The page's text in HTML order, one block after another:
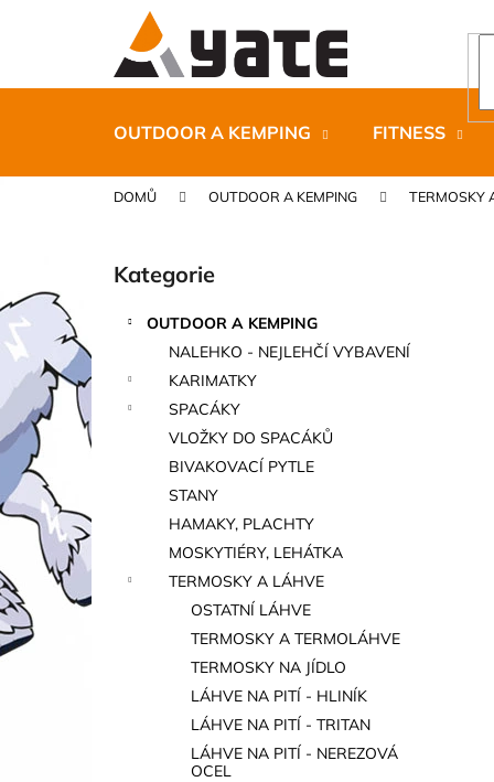
OUTDOOR A KEMPING FITNESS
DOMŮ OUTDOOR A KEMPING TERMOSKY
r
a
n
a
n
e
l
Přeskočit
kategorie
Kategorie
OUTDOOR A KEMPING
NALEHKO - NEJLEHČÍ VYBAVENÍ
KARIMATKY
SPACÁKY
VLOŽKY DO SPACÁKŮ
BIVAKOVACÍ PYTLE
STANY
HAMAKY, PLACHTY
MOSKYTIÉRY, LEHÁTKA
TERMOSKY A LÁHVE
OSTATNÍ LÁHVE
TERMOSKY A TERMOLÁHVE
TERMOSKY NA JÍDLO
LÁHVE NA PITÍ - HLINÍK
LÁHVE NA PITÍ - TRITAN
LÁHVE NA PITÍ - NEREZOVÁ
OCEL
í
do
do
CARNOSPORT GEL 100 ML
899 Kč